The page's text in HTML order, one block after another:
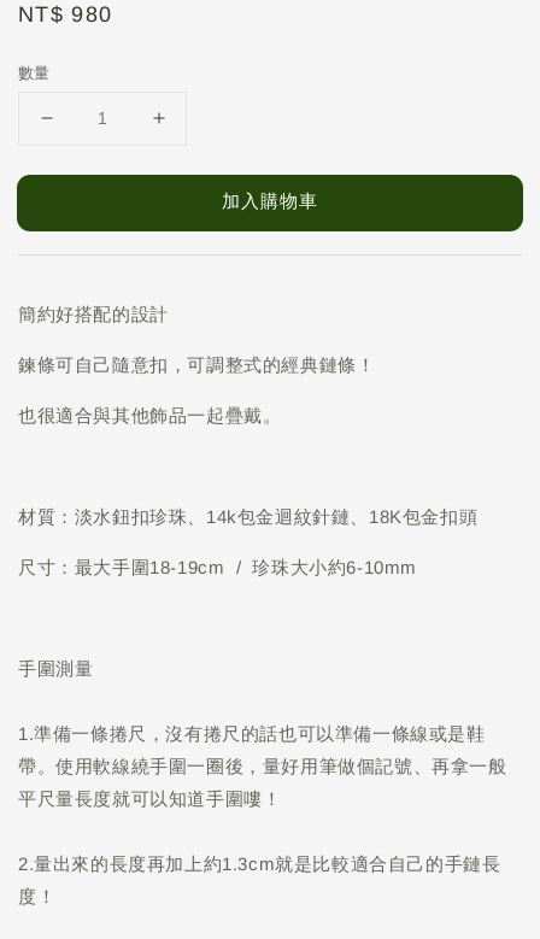
Regular
NT$ 980
數量
加入購物車
簡約好搭配的設計
鍊條可自己隨意扣，可調整式的經典鏈條！
也很適合與其他飾品一起疊戴。
材質：淡水鈕扣珍珠、14k包金迴紋針鏈、18K包金扣頭
尺寸：最大手圍18-19cm / 珍珠大小約6-10mm
手圍測量
1.準備一條捲尺，沒有捲尺的話也可以準備一條線或是鞋
帶。使用軟線繞手圍一圈後，量好用筆做個記號、再拿一般
平尺量長度就可以知道手圍嘍！
2.量出來的長度再加上約1.3cm就是比較適合自己的手鏈長
度！